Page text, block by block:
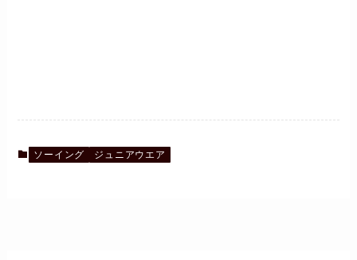
ソーイング ジュニアウエア